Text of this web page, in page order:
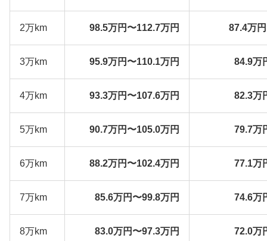
2万km 98.5万円〜112.7万円 87.4万
3万km 95.9万円〜110.1万円 84.9万
4万km 93.3万円〜107.6万円 82.3万
5万km 90.7万円〜105.0万円 79.7万
6万km 88.2万円〜102.4万円 77.1万
7万km 85.6万円〜99.8万円 74.6万
8万km 83.0万円〜97.3万円 72.0万